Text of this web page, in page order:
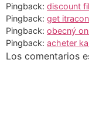
Pingback: discount
Pingback: get
Pingback: obecný
Pingback: acheter
Los comentarios